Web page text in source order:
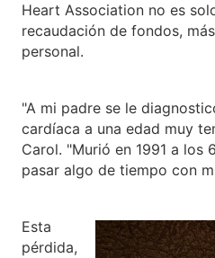
Heart Association no es
recaudación de fondos,
personal.
"A mi padre se le
cardíaca a una edad muy
Carol. "Murió en 1991 a los
pasar algo de tiempo con
Esta
pérdida,